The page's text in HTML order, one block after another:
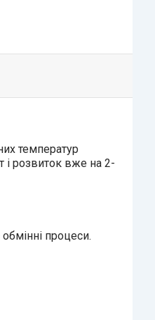
температур
і розвиток вже на 2-
процеси.